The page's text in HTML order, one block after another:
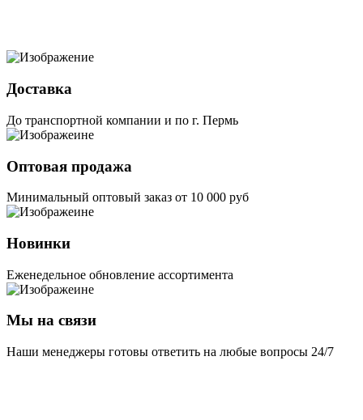
Доставка
До транспортной компании и по г. Пермь
Оптовая продажа
Минимальный оптовый заказ от 10 000 руб
Новинки
Еженедельное обновление ассортимента
Мы на связи
Наши менеджеры готовы ответить на любые вопросы 24/7